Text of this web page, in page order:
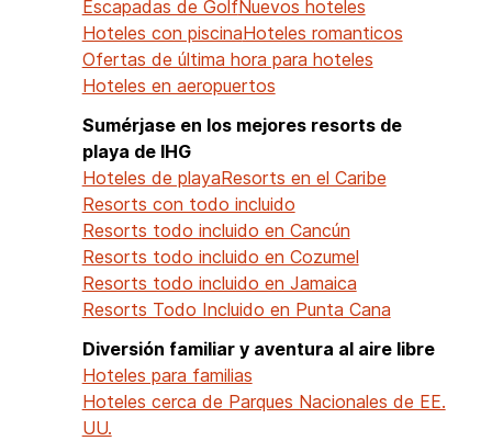
Escapadas de GolfNuevos hoteles
Hoteles con piscinaHoteles romanticos
Ofertas de última hora para hoteles
Hoteles en aeropuertos
Sumérjase en los mejores resorts de
playa de IHG
Hoteles de playaResorts en el Caribe
Resorts con todo incluido
Resorts todo incluido en Cancún
Resorts todo incluido en Cozumel
Resorts todo incluido en Jamaica
Resorts Todo Incluido en Punta Cana
Diversión familiar y aventura al aire libre
Hoteles para familias
Hoteles cerca de Parques Nacionales de EE.
UU.